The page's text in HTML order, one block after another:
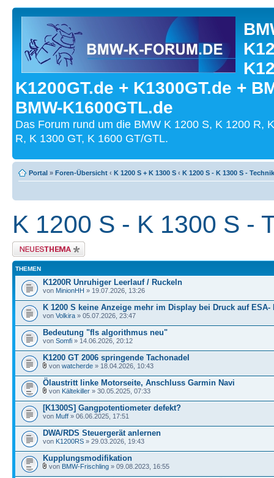
K1200GT.de + K1300GT.de +
BMW-K1600GTL.de
Das Forum rund um die BMW K 1200 S, K 1200 R,
R, K 1300 GT, K 1600 GT/GTL.
Portal » Foren-Übersicht ‹ K 1200 S + K 1300 S ‹ K 1200 S - K 1300 S - Technik
K 1200 S - K 1300 S -
Neues Thema erstellen
THEMEN
K1200R Unruhiger Leerlauf / Ruckeln
von MinionHH » 19.07.2026, 13:26
K 1200 S keine Anzeige mehr im Display bei Druck auf ESA-
von Volkira » 05.07.2026, 23:47
Bedeutung "fls algorithmus neu"
von Somfi » 14.06.2026, 20:12
K1200 GT 2006 springende Tachonadel
von watcherde » 18.04.2026, 10:43
Ölaustritt linke Motorseite, Anschluss Garmin Navi
von Kältekiller » 30.05.2025, 07:33
[K1300S] Gangpotentiometer defekt?
von Muff » 06.06.2025, 17:51
DWA/RDS Steuergerät anlernen
von K1200RS » 29.03.2026, 19:43
Kupplungsmodifikation
von BMW-Frischling » 09.08.2023, 16:55